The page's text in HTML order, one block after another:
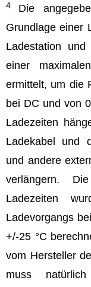
4 Die
Grundlage einer
Ladestation
einer
ermittelt, um die
bei DC und von
Ladezeiten
Ladekabel und
und andere
verlängern.
Ladezeiten
Ladevorgangs
+/-25 °C
vom Hersteller
muss